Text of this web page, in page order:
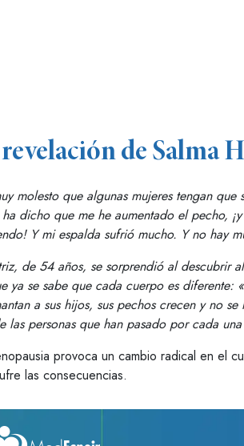
de Salma
molesto que algunas mujeres tengan
dicho que me he aumentado el pecho,
Y mi espalda sufrió mucho. Y no hay
de 54 años, se sorprendió al descubrir
ya se sabe que cada cuerpo es diferente:
a sus hijos, sus pechos crecen y no
las personas que han pasado por cada
provoca un cambio radical en el
las consecuencias.